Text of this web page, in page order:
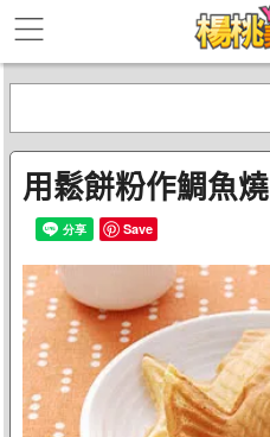
用鬆餅粉作鯛魚燒
Save